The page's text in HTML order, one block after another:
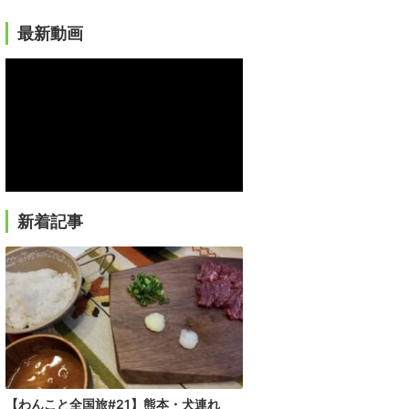
最新動画
新着記事
【わんこと全国旅#21】熊本・犬連れ